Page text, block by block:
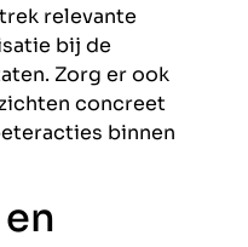
relevante
bij de
Zorg er ook
concreet
binnen